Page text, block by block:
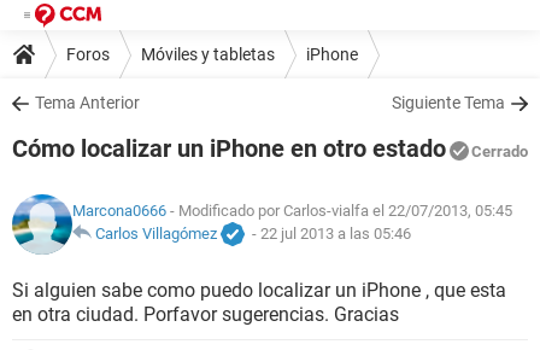
Foros Móviles y tabletas iPhone
Tema Anterior Siguiente Tema
Cómo localizar un iPhone en otro estado Cerrado
Marcona0666 - Modificado por Carlos-vialfa el 22/07/2013, 05:45
Carlos Villagómez
- 22 jul 2013 a las 05:46
Si alguien sabe como puedo localizar un iPhone , que esta
en otra ciudad. Porfavor sugerencias. Gracias